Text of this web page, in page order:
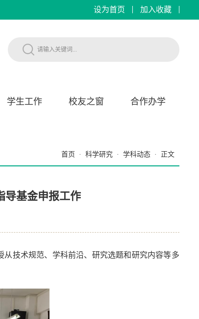
设为首页 加入收藏
学生工作 校友之窗 合作办学
首页 · 科学研究 · 学科动态 · 正文
导基金申报工作
技术规范、学科前沿、研究选题和研究内容等多